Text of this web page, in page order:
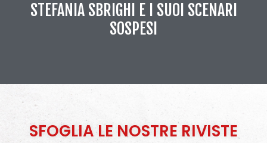
STEFANIA SBRIGHI E I SUOI SCENARI
SOSPESI
SFOGLIA LE NOSTRE RIVISTE